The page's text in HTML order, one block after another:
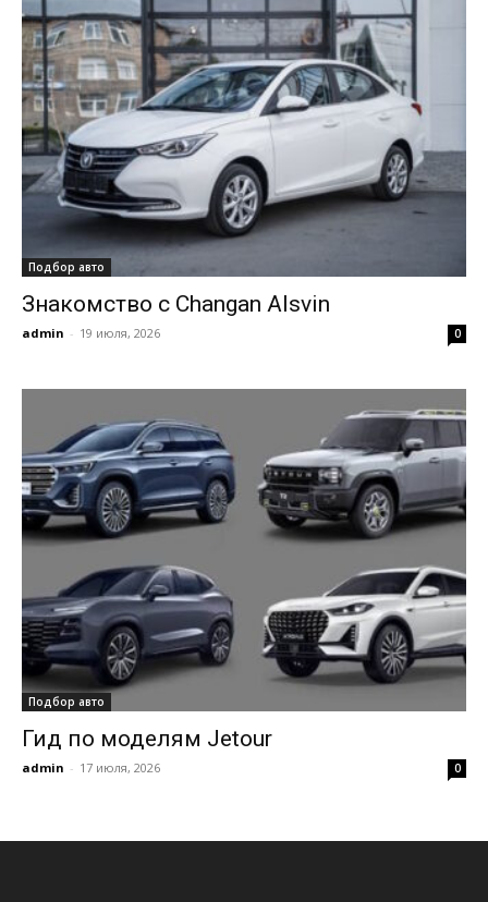
Подбор авто
Знакомство с Changan Alsvin
admin - 19 июля, 2026 0
Подбор авто
Гид по моделям Jetour
admin - 17 июля, 2026 0